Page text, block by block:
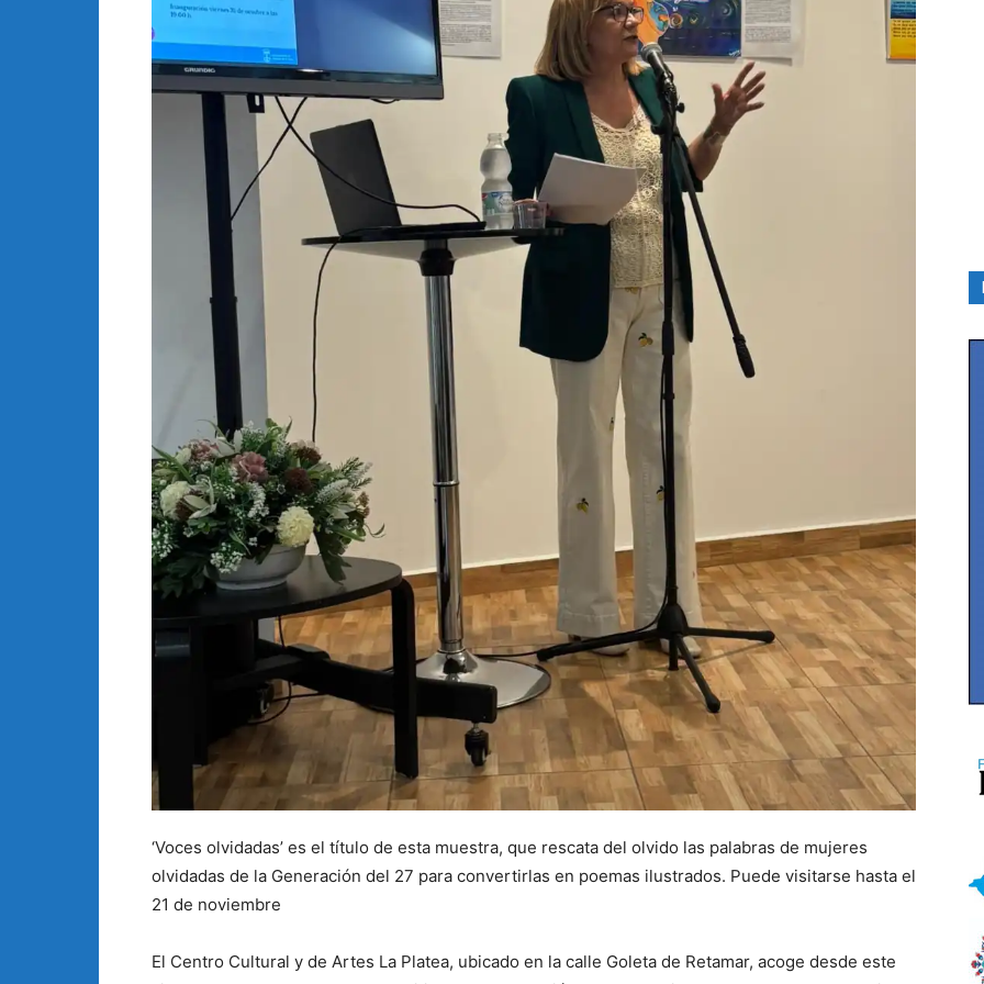
‘Voces olvidadas’ es el título de esta muestra, que rescata del olvido las palabras de mujeres
olvidadas de la Generación del 27 para convertirlas en poemas ilustrados. Puede visitarse hasta el
21 de noviembre
El Centro Cultural y de Artes La Platea, ubicado en la calle Goleta de Retamar, acoge desde este